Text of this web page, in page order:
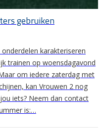
gebruiken
karakteriseren
trainen op woensdagavond
om iedere zaterdag met
kan Vrouwen 2 nog
iets? Neem dan contact
is:…